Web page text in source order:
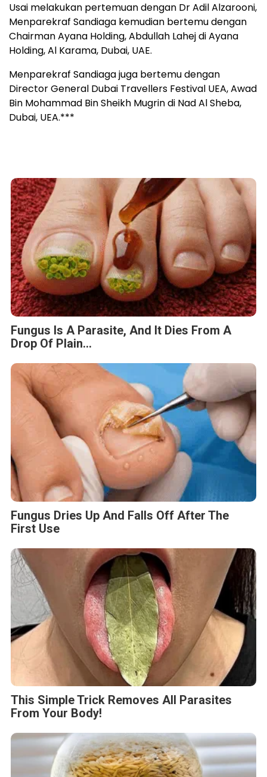
Usai melakukan pertemuan dengan Dr Adil Alzarooni,
Menparekraf Sandiaga kemudian bertemu dengan
Chairman Ayana Holding, Abdullah Lahej di Ayana
Holding, Al Karama, Dubai, UAE.
Menparekraf Sandiaga juga bertemu dengan
Director General Dubai Travellers Festival UEA, Awad
Bin Mohammad Bin Sheikh Mugrin di Nad Al Sheba,
Dubai, UEA.***
Fungus Is A Parasite, And It Dies From A
Drop Of Plain...
Fungus Dries Up And Falls Off After The
First Use
This Simple Trick Removes All Parasites
From Your Body!